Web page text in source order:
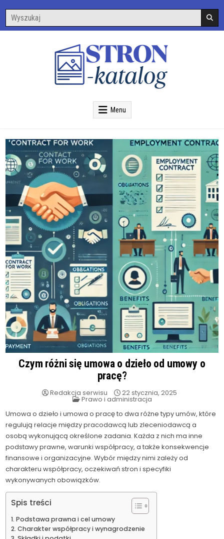
content
Search
for:
Menu
Czym różni się umowa o dzieło od umowy o
pracę?
Redakcja serwisu 22 stycznia, 2025
Posted
Prawo i administracja
Umowa o dzieło i umowa o pracę to dwa różne typy umów, które
regulują relacje między pracodawcą lub zleceniodawcą a
osobą wykonującą określone zadania. Każda z nich ma inne
podstawy prawne, warunki współpracy, a także konsekwencje
finansowe i organizacyjne. Wybór między nimi zależy od
charakteru współpracy, oczekiwań stron i specyfiki
wykonywanych obowiązków.
Spis treści
Podstawa prawna i cel umowy
Charakter współpracy i wynagrodzenie